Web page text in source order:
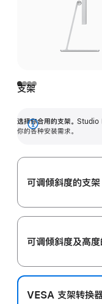
支架
选择你合用的支架。 Studio
你的各种安装需求。
展
可调倾斜度的支架
可调倾斜度及高‍
VESA 支架转换